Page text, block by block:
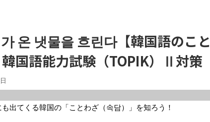
온 냇물을 흐린다【韓国語のこと
国語能力試験（TOPIK）Ⅱ対策
出てくる韓国の「ことわざ（속담）」を知ろう！